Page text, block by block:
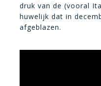
druk van de (vooral
huwelijk dat in
afgeblazen.